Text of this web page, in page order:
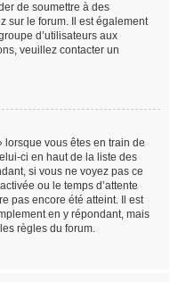
de soumettre à des
sur le forum. Il est également
d’utilisateurs aux
veuillez contacter un
lorsque vous êtes en train de
ci en haut de la liste des
si vous ne voyez pas ce
ou le temps d’attente
pas encore été atteint. Il est
en y répondant, mais
règles du forum.